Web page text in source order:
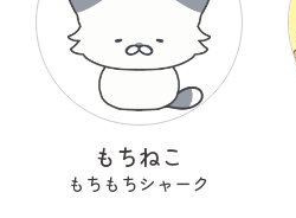
もちねこ
もちもちシャーク